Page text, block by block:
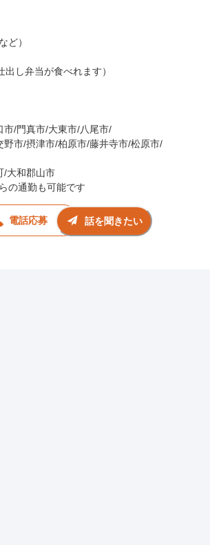
ど）
し弁当が食べれます）
市/門真市/大東市/八尾市/
野市/摂津市/柏原市/藤井寺市/松原市/
/大和郡山市
の通勤も可能です
電話応募 話を聞きたい